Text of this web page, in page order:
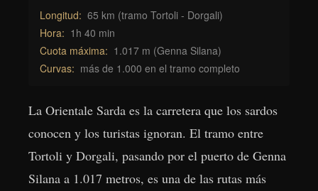
Longitud: 65 km (tramo Tortoli - Dorgali)
Hora: 1h 40 min
Cuota máxima: 1.017 m (Genna Silana)
Curvas: más de 1.000 en el tramo completo
La Orientale Sarda es la carretera que los sardos
conocen y los turistas ignoran. El tramo entre
Tortoli y Dorgali, pasando por el puerto de Genna
Silana a 1.017 metros, es una de las rutas más